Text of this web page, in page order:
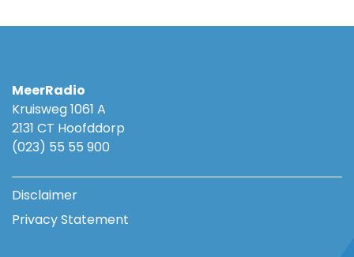
MeerRadio
Kruisweg 1061 A
2131 CT Hoofddorp
(023) 55 55 900
Disclaimer
Privacy Statement